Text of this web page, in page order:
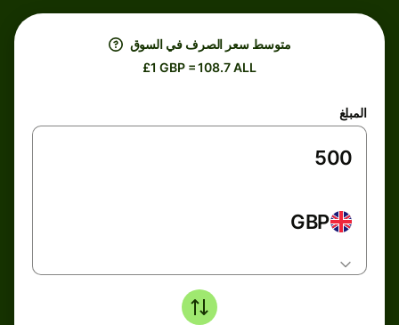
متوسط ​​سعر الصرف في السوق
£1 GBP = 108.7 ALL
المبلغ
GBP